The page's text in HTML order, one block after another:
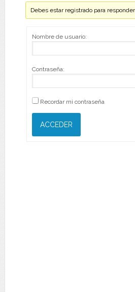
Debes estar registrado para
Nombre de usuario:
Contraseña:
Recordar mi contraseña
ACCEDER